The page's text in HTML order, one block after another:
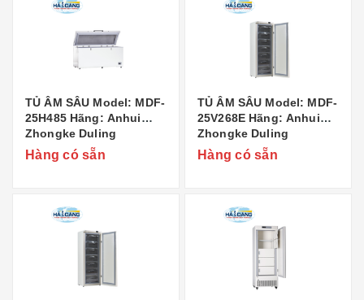
TỦ ÂM SÂU Model: MDF-
25H485 Hãng: Anhui
Zhongke Duling
Commercial Appliance
Co..,Ltd Xuất xứ: Trung
Hàng có sẵn
TỦ ÂM SÂU Model: MDF-
25V268E Hãng: Anhui
Zhongke Duling
Commercial Appliance
Co..,Ltd Xuất xứ: Trung
Hàng có sẵn